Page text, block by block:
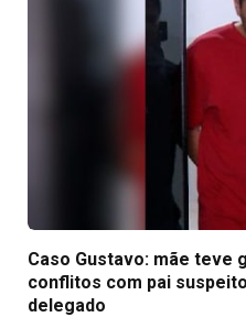
Caso Gustavo: mãe teve
conflitos com pai
delegado